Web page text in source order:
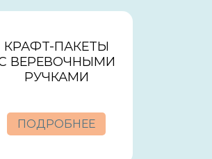
КРАФТ-ПАКЕТЫ
ВЕРЕВОЧНЫМИ
РУЧКАМИ
ПОДРОБНЕЕ